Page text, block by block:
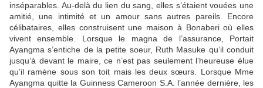
inséparables. Au-delà du lien du sang, elles s’étaient vouées une
amitié, une intimité et un amour sans autres pareils. Encore
célibataires, elles construisent une maison à Bonaberi où elles
vivent ensemble. Lorsque le magna de l’assurance, Portait
Ayangma s’entiche de la petite soeur, Ruth Masuke qu’il conduit
jusqu’à devant le maire, ce n’est pas seulement l’heureuse élue
qu’il ramène sous son toit mais les deux sœurs. Lorsque Mme
Ayangma quitte la Guinness Cameroon S.A. l’année dernière, les